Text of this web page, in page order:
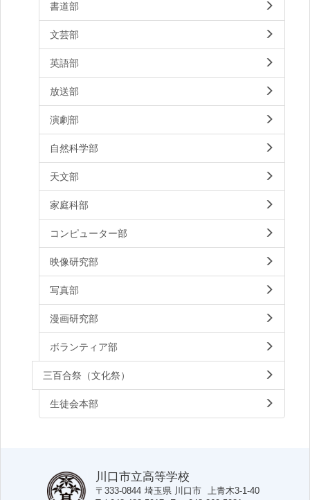
書道部
文芸部
英語部
放送部
演劇部
自然科学部
天文部
家庭科部
コンピューター部
映像研究部
写真部
漫画研究部
ボランティア部
三百合祭（文化祭）
生徒会本部
川口市立高等学校
〒333-0844 埼玉県 川口市 上青木3-1-40